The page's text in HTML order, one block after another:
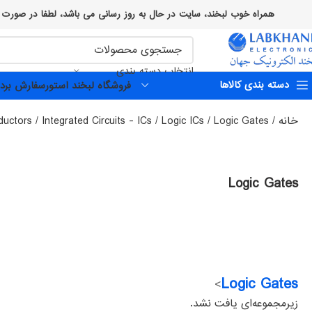
همراه خوب لبخند، سایت در حال به روز رسانی می باشد، لطفا در صورت وجود هرگونه اختلال یا مشکلی با
انتخاب دسته بندی
دسته بندی کالاها فروشگاه لبخند استورسفارش
خانه Integrated Circuits - ICs Logic ICs Logic Gates
Logic Gates
Logic Gates
>
زیرمجموعه‌ای یافت نشد.